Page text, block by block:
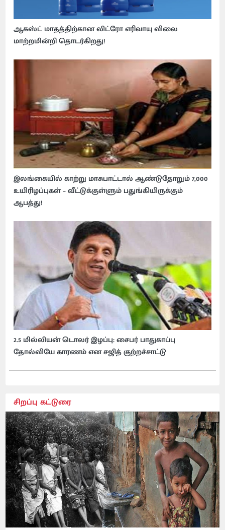
ஆகஸ்ட் மாதத்திற்கான லிட்ரோ எரிவாயு விலை
மாற்றமின்றி தொடர்கிறது!
இலங்கையில் காற்று மாசுபாட்டால் ஆண்டுதோறும் 7,000
உயிரிழப்புகள் – வீட்டுக்குள்ளும் பதுங்கியிருக்கும்
ஆபத்து!
2.5 மில்லியன் டொலர் இழப்பு: சைபர் பாதுகாப்பு
தோல்வியே காரணம் என சஜித் குற்றச்சாட்டு
சிறப்பு கட்டுரை